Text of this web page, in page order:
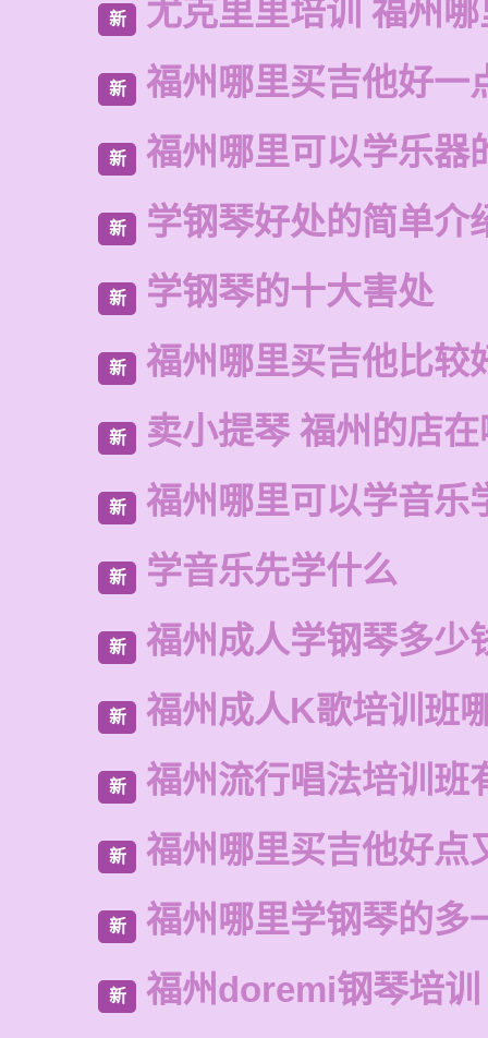
新 尤克里里培训 福州
新 福州哪里买吉他好一
新 福州哪里可以学乐器
新 学钢琴好处的简单介
新 学钢琴的十大害处
新 福州哪里买吉他比较
新 卖小提琴 福州的店
新 福州哪里可以学音乐
新 学音乐先学什么
新 福州成人学钢琴多少
新 福州成人K歌培训班
新 福州流行唱法培训班
新 福州哪里买吉他好点
新 福州哪里学钢琴的多
新 福州doremi钢琴培训